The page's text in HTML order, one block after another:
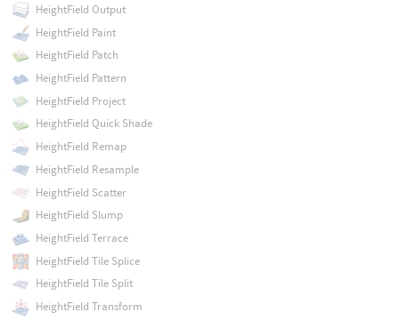
HeightField Output
HeightField Paint
HeightField Patch
HeightField Pattern
HeightField Project
HeightField Quick Shade
HeightField Remap
HeightField Resample
HeightField Scatter
HeightField Slump
HeightField Terrace
HeightField Tile Splice
HeightField Tile Split
HeightField Transform